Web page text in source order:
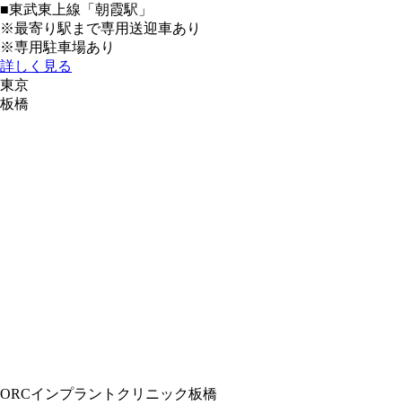
■東武東上線「朝霞駅」
※最寄り駅まで専用送迎車あり
※専用駐車場あり
詳しく見る
東京
板橋
ORCインプラントクリニック板橋